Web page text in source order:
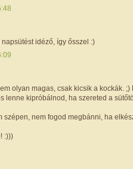
idéző, így ősszel :)
olyan magas, csak kicsik a kockák.
lenne kipróbálnod, ha szereted a
szépen, nem fogod megbánni, ha
:)))